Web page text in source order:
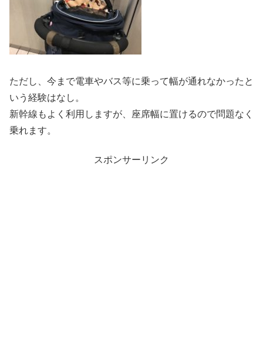
ただし、今まで電車やバス等に乗って幅が通れなかったと
いう経験はなし。
新幹線もよく利用しますが、座席幅に置けるので問題なく
乗れます。
スポンサーリンク